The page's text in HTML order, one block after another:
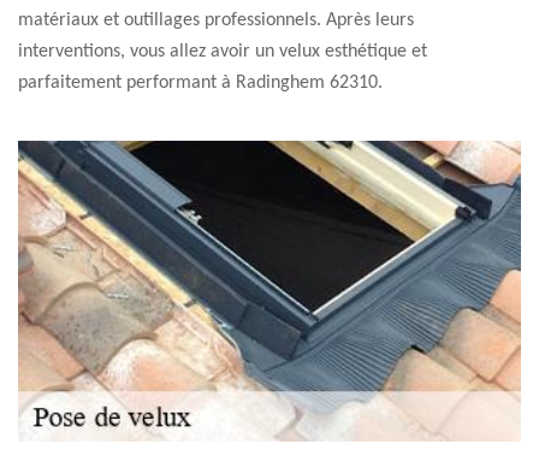
matériaux et outillages professionnels. Après leurs
interventions, vous allez avoir un velux esthétique et
parfaitement performant à Radinghem 62310.